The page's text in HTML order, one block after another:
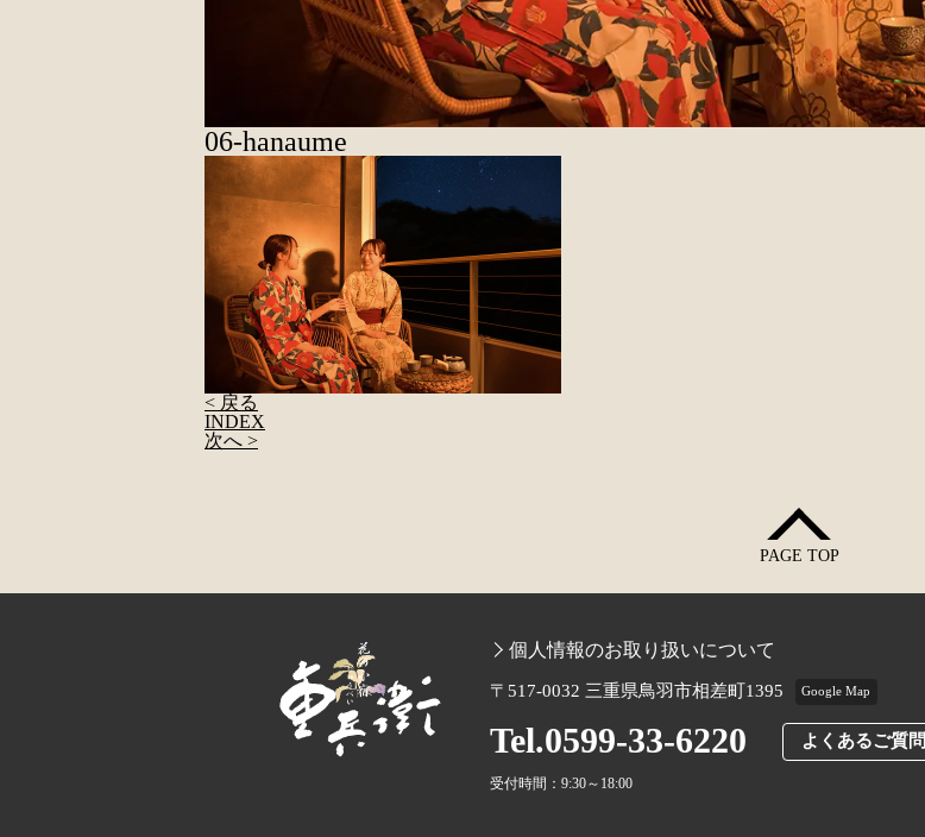
06-hanaume
< 戻る
INDEX
次へ >
PAGE TOP
個人情報のお取り扱いについて
〒517-0032 三重県鳥羽市相差町1395 Google Map
Tel.0599-33-6220
受付時間：9:30～18:00
よくあるご質問